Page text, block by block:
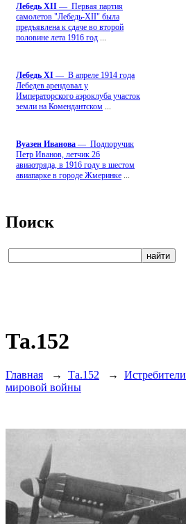
Лебедь ХII — Первая партия
самолетов "Лебедь-ХII" была
предъявлена к сдаче во второй
половине лета 1916 год
Лебедь ХI — В апреле 1914 года
Лебедев арендовал у
Императорского аэроклуба участок
земли на Комендантском
Вуазен Иванова — Подпоручик
Петр Иванов, летчик 26
авиаотряда, в 1916 году в шестом
авиапарке в городе Жмеринке
Поиск
Та.152
Главная → Та.152 → Истребители
мировой войны